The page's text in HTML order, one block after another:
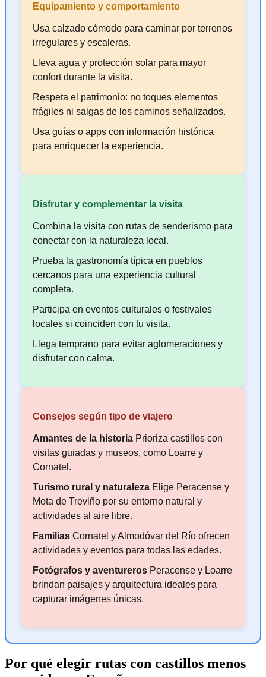
Equipamiento y comportamiento
Usa calzado cómodo para caminar por terrenos
irregulares y escaleras.
Lleva agua y protección solar para mayor
confort durante la visita.
Respeta el patrimonio: no toques elementos
frágiles ni salgas de los caminos señalizados.
Usa guías o apps con información histórica
para enriquecer la experiencia.
Disfrutar y complementar la visita
Combina la visita con rutas de senderismo para
conectar con la naturaleza local.
Prueba la gastronomía típica en pueblos
cercanos para una experiencia cultural
completa.
Participa en eventos culturales o festivales
locales si coinciden con tu visita.
Llega temprano para evitar aglomeraciones y
disfrutar con calma.
Consejos según tipo de viajero
Amantes de la historia Prioriza castillos con
visitas guiadas y museos, como Loarre y
Cornatel.
Turismo rural y naturaleza Elige Peracense y
Mota de Treviño por su entorno natural y
actividades al aire libre.
Familias Cornatel y Almodóvar del Río ofrecen
actividades y eventos para todas las edades.
Fotógrafos y aventureros Peracense y Loarre
brindan paisajes y arquitectura ideales para
capturar imágenes únicas.
Por qué elegir rutas con castillos menos